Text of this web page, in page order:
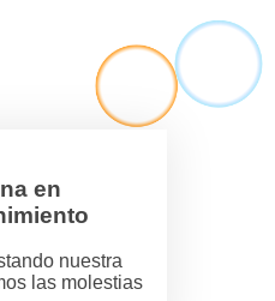
en
nuestra
las molestias